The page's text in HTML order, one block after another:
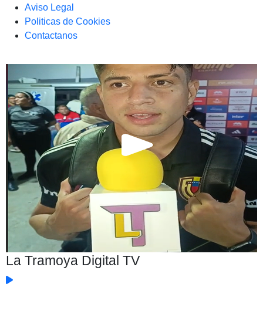
Aviso Legal
Politicas de Cookies
Contactanos
La Tramoya Digital TV